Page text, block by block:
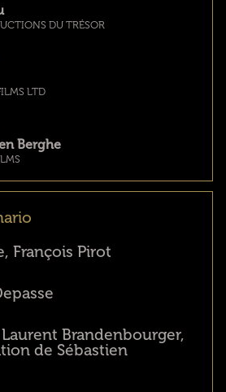
DU TRÉSOR
LTD
Berghe
François Pirot
Brandenbourger,
de Sébastien